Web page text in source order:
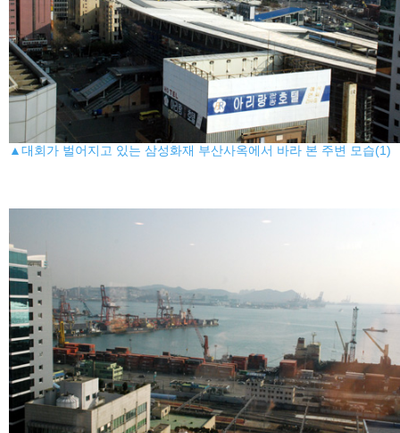
▲대회가 벌어지고 있는 삼성화재 부산사옥에서 바라 본 주변 모습(1)